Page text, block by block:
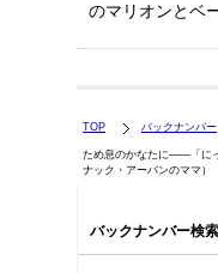
のマリオンとベ
TOP バックナンバー
ため息のかなたに――「に
ナック・アーバンのママ）
バックナンバー検索